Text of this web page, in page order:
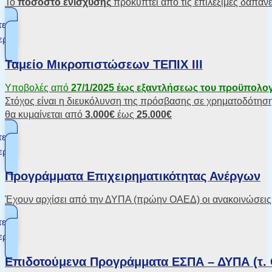
Ταμείο Μικροπιστώσεων ΤΕΠΙΧ ΙΙΙ
Υποβολές από 27/1/2025 έως εξαντλήσεως του
Στόχος είναι η διευκόλυνση της πρόσβασης σε
θα κυμαίνεται από 3.000€ έως 25.000€
Προγράμματα Επιχειρηματικότητας Ανέργων
Έχουν αρχίσει από την ΔΥΠΑ (πρώην ΟΑΕΔ) οι
Επιδοτούμενα Προγράμματα ΕΣΠΑ – ΔΥΠΑ (τ.